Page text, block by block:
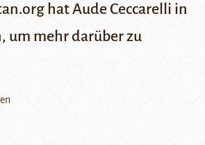
hat Aude Ceccarelli in
um mehr darüber zu